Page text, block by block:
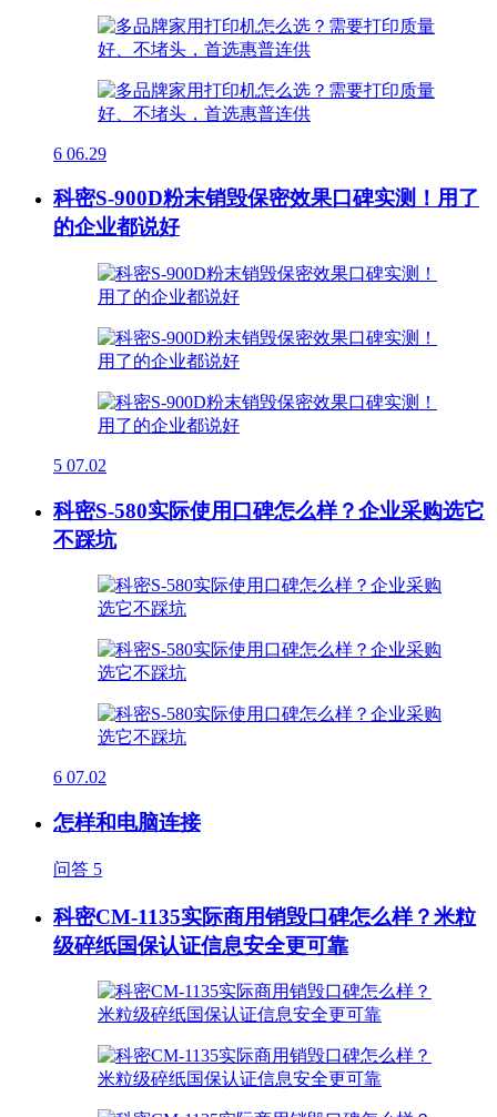
6 06.29
科密S-900D粉末销毁保密效果口碑实测！用了
的企业都说好
5 07.02
科密S-580实际使用口碑怎么样？企业采购选它
不踩坑
6 07.02
怎样和电脑连接
问答 5
科密CM-1135实际商用销毁口碑怎么样？米粒
级碎纸国保认证信息安全更可靠